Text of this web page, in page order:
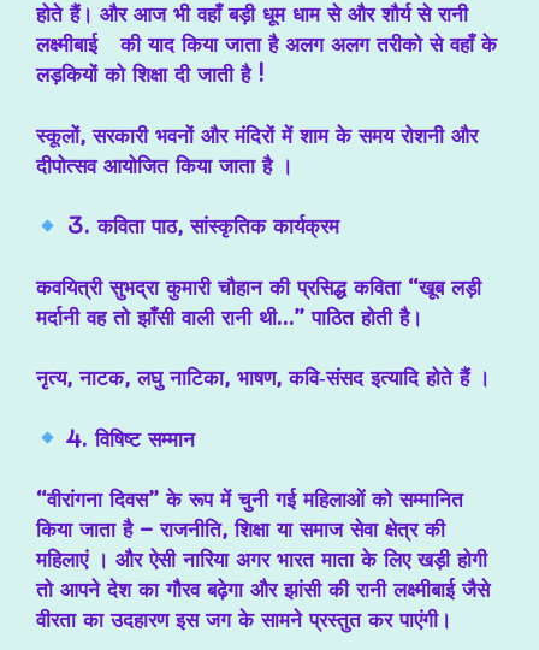
होते हैं। और आज भी वहाँ बड़ी धूम धाम से और शौर्य से रानी
लक्ष्मीबाई की याद किया जाता है अलग अलग तरीको से वहाँ के
लड़कियों को शिक्षा दी जाती है !
स्कूलों, सरकारी भवनों और मंदिरों में शाम के समय रोशनी और
दीपोत्सव आयोजित किया जाता है ।
3. कविता पाठ, सांस्कृतिक कार्यक्रम
कवयित्री सुभद्रा कुमारी चौहान की प्रसिद्ध कविता “खूब लड़ी
मर्दानी वह तो झाँसी वाली रानी थी…” पाठित होती है।
नृत्य, नाटक, लघु नाटिका, भाषण, कवि‑संसद इत्यादि होते हैं ।
4. विषिष्ट सम्मान
“वीरांगना दिवस” के रूप में चुनी गई महिलाओं को सम्मानित
किया जाता है – राजनीति, शिक्षा या समाज सेवा क्षेत्र की
महिलाएं । और ऐसी नारिया अगर भारत माता के लिए खड़ी होगी
तो आपने देश का गौरव बढ़ेगा और झांसी की रानी लक्ष्मीबाई जैसे
वीरता का उदहारण इस जग के सामने प्रस्तुत कर पाएंगी।